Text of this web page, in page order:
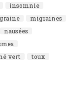
insomnie
migraines
nausées
vert
toux